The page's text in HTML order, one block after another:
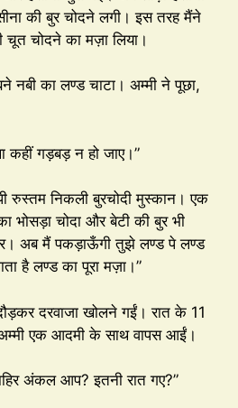
की बुर चोदने लगी। इस तरह मैंने
चूत चोदने का मज़ा लिया।
नबी का लण्ड चाटा। अम्मी ने पूछा,
कहीं गड़बड़ न हो जाए।”
रुस्तम निकली बुरचोदी मुस्कान। एक
भोसड़ा चोदा और बेटी की बुर भी
अब मैं पकड़ाऊँगी तुझे लण्ड पे लण्ड
है लण्ड का पूरा मज़ा।”
दरवाजा खोलने गईं। रात के 11
एक आदमी के साथ वापस आईं।
अंकल आप? इतनी रात गए?”